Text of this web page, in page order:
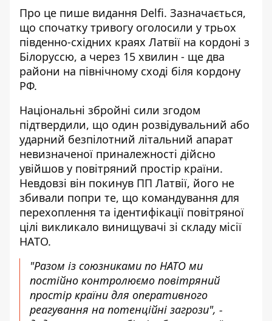
Про це пише видання Delfi. Зазначається,
що спочатку тривогу оголосили у трьох
південно-східних краях Латвії на кордоні з
Білоруссю, а через 15 хвилин - ще два
райони на північному сході біля кордону
РФ.
Національні збройні сили згодом
підтвердили, що один розвідувальний або
ударний безпілотний літальний апарат
невизначеної приналежності дійсно
увійшов у повітряний простір країни.
Невдовзі він покинув ПП Латвії, його не
збивали попри те, що командування для
перехоплення та ідентифікації повітряної
цілі викликало винищувачі зі складу місії
НАТО.
"Разом із союзниками по НАТО ми
постійно контролюємо повітряний
простір країни для оперативного
реагування на потенційні загрози", -